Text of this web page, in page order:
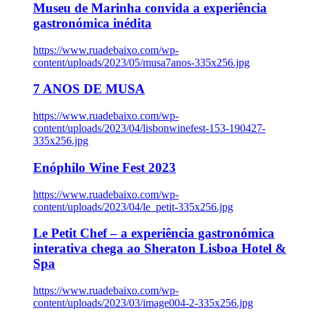
Museu de Marinha convida a experiência
gastronómica inédita
https://www.ruadebaixo.com/wp-
content/uploads/2023/05/musa7anos-335x256.jpg
7 ANOS DE MUSA
https://www.ruadebaixo.com/wp-
content/uploads/2023/04/lisbonwinefest-153-190427-
335x256.jpg
Enóphilo Wine Fest 2023
https://www.ruadebaixo.com/wp-
content/uploads/2023/04/le_petit-335x256.jpg
Le Petit Chef – a experiência gastronómica
interativa chega ao Sheraton Lisboa Hotel &
Spa
https://www.ruadebaixo.com/wp-
content/uploads/2023/03/image004-2-335x256.jpg